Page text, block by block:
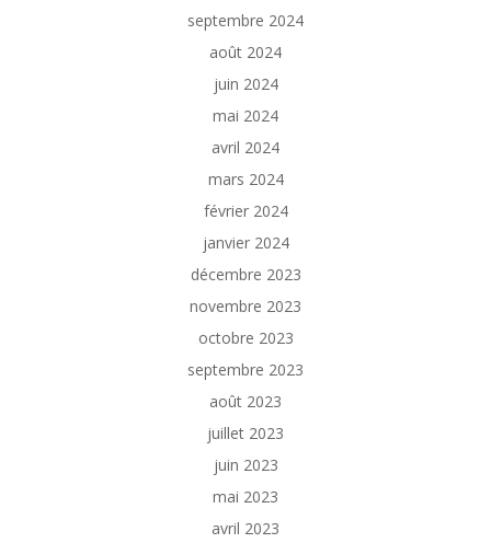
septembre 2024
août 2024
juin 2024
mai 2024
avril 2024
mars 2024
février 2024
janvier 2024
décembre 2023
novembre 2023
octobre 2023
septembre 2023
août 2023
juillet 2023
juin 2023
mai 2023
avril 2023